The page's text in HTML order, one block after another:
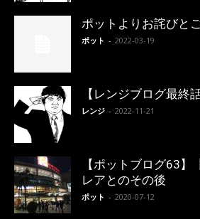
ポットよりお詫びと
ポット - 2022-03-19
【レンジブログ最終
レンジ - 2022-11-21
【ポットブログ63
レアとのその後
ポット - 2020-07-12